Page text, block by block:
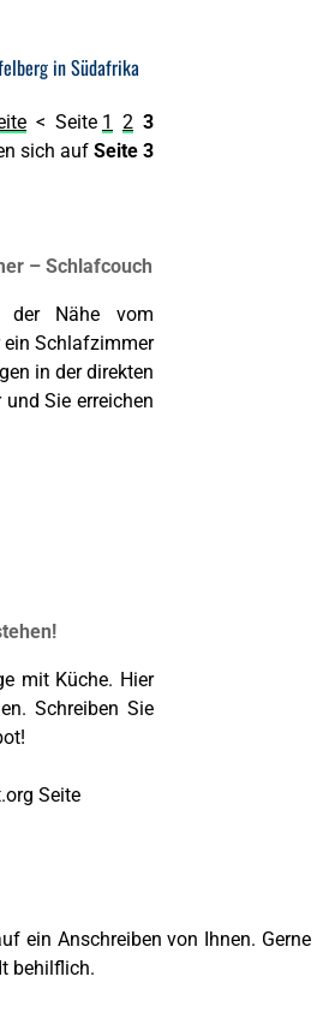
in Südafrika
< Seite 1 2 3
sich auf Seite 3
– Schlafcouch
Nähe vom
ein Schlafzimmer
in der direkten
Sie erreichen
mit Küche. Hier
Schreiben Sie
Seite
ein Anschreiben von Ihnen. Gerne
behilflich.